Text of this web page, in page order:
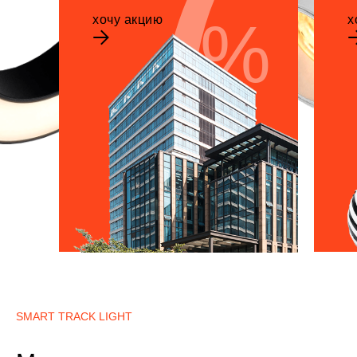
%
хочу акцию
SMART TRACK LIGHT